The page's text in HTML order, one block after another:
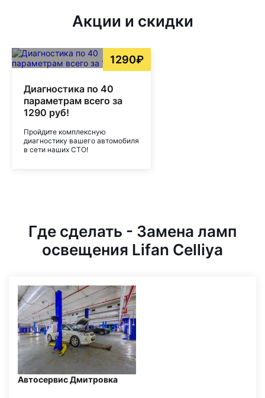
Акции и скидки
1290₽
Диагностика по 40
параметрам всего за
1290 руб!
Пройдите комплексную
диагностику вашего автомобиля
в сети наших СТО!
Где сделать - Замена ламп
освещения Lifan Celliya
Автосервис Дмитровка